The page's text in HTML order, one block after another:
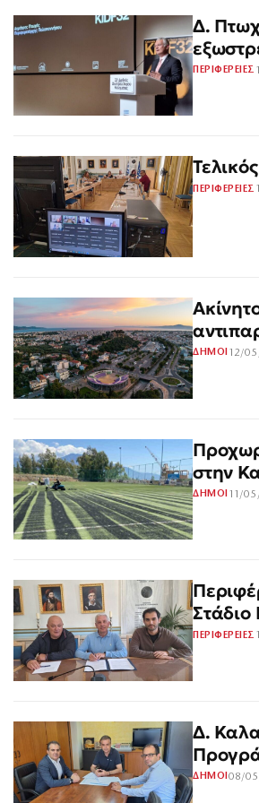
Δ.
ΠΕΡΙΦΕΡΕΙΕΣ
ΠΕΡΙΦΕΡΕΙΕΣ
ΔΗΜΟΙ12/
στην
ΔΗΜΟΙ 11/
ΠΕΡΙΦΕΡΕΙΕΣ
Δ.
ΔΗΜΟΙ08/